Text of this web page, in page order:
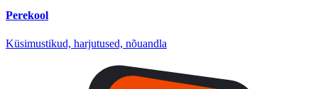
Perekool
Küsimustikud, harjutused, nõuandla